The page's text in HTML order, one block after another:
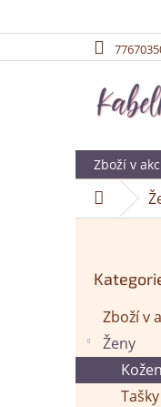
Zboží v
Domů
í
kategorie
Zboží v
Ženy